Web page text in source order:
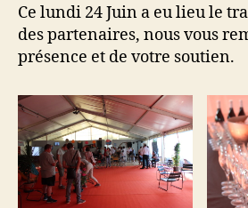
Ce lundi 24 Juin a eu lieu le
des partenaires, nous vous
présence et de votre soutien.